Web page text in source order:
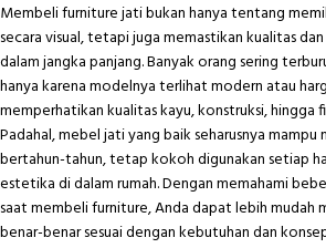
Membeli furniture jati bukan hanya tentang
secara visual, tetapi juga memastikan kualitas
dalam jangka panjang. Banyak orang sering
hanya karena modelnya terlihat modern atau
memperhatikan kualitas kayu, konstruksi, hingga
Padahal, mebel jati yang baik seharusnya
bertahun-tahun, tetap kokoh digunakan setiap
estetika di dalam rumah. Dengan memahami
saat membeli furniture, Anda dapat lebih mudah
benar-benar sesuai dengan kebutuhan dan